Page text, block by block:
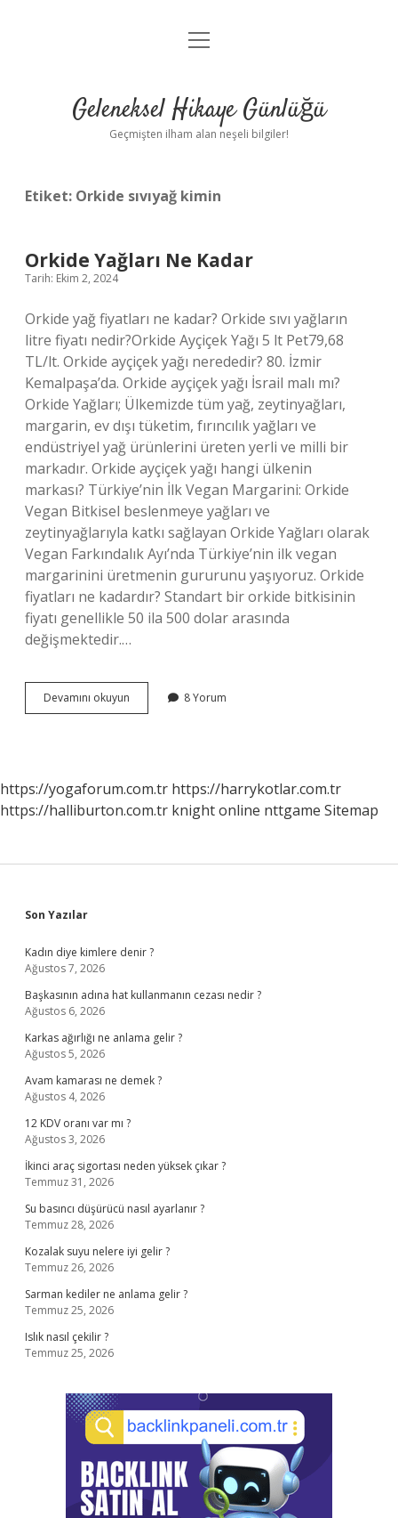
Anasayfa
Yasal Uyarı
menüyü
Geleneksel Hikaye Günlüğü
Geçmişten ilham alan neşeli bilgiler!
Etiket: Orkide sıvıyağ kimin
Orkide Yağları Ne Kadar
Tarih: Ekim 2, 2024
Orkide yağ fiyatları ne kadar? Orkide sıvı yağların
litre fiyatı nedir?Orkide Ayçiçek Yağı 5 lt Pet79,68
TL/lt. Orkide ayçiçek yağı nerededir? 80. İzmir
Kemalpaşa’da. Orkide ayçiçek yağı İsrail malı mı?
Orkide Yağları; Ülkemizde tüm yağ, zeytinyağları,
margarin, ev dışı tüketim, fırıncılık yağları ve
endüstriyel yağ ürünlerini üreten yerli ve milli bir
markadır. Orkide ayçiçek yağı hangi ülkenin
markası? Türkiye’nin İlk Vegan Margarini: Orkide
Vegan Bitkisel beslenmeye yağları ve
zeytinyağlarıyla katkı sağlayan Orkide Yağları olarak
Vegan Farkındalık Ayı’nda Türkiye’nin ilk vegan
margarinini üretmenin gururunu yaşıyoruz. Orkide
fiyatları ne kadardır? Standart bir orkide bitkisinin
fiyatı genellikle 50 ila 500 dolar arasında
değişmektedir.…
Devamını okuyun
Yağları
8 Yorum
https://yogaforum.com.tr https://harrykotlar.com.tr
https://halliburton.com.tr knight online nttgame Sitemap
Sidebar
Son Yazılar
Kadın diye kimlere denir ?
Ağustos 7, 2026
Başkasının adına hat kullanmanın cezası nedir ?
Ağustos 6, 2026
Karkas ağırlığı ne anlama gelir ?
Ağustos 5, 2026
Avam kamarası ne demek ?
Ağustos 4, 2026
12 KDV oranı var mı ?
Ağustos 3, 2026
İkinci araç sigortası neden yüksek çıkar ?
Temmuz 31, 2026
Su basıncı düşürücü nasıl ayarlanır ?
Temmuz 28, 2026
Kozalak suyu nelere iyi gelir ?
Temmuz 26, 2026
Sarman kediler ne anlama gelir ?
Temmuz 25, 2026
Islık nasıl çekilir ?
Temmuz 25, 2026